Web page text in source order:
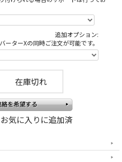
追加オプション:
ーターXの同時ご注文が可能です。
在庫切れ
お気に入りに追加済